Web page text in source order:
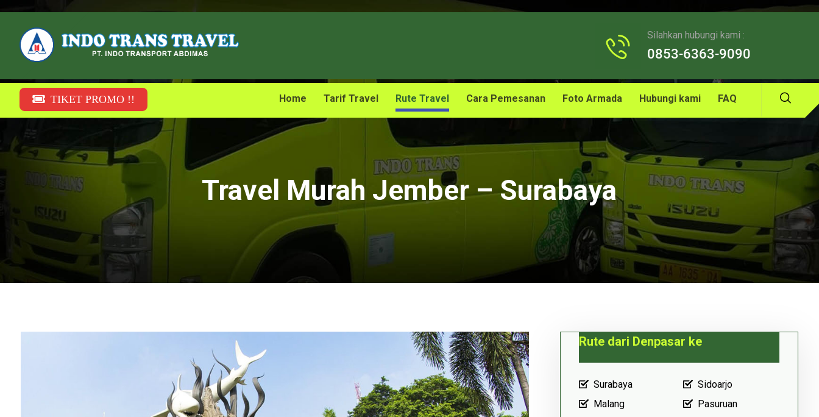
Silahkan hubungi kami :
0853-6363-9090
TIKET PROMO !! Home Tarif Travel Rute Travel Cara Pemesanan Foto Armada Hubungi kami FAQ
Travel Murah Jember – Surabaya
Rute dari Denpasar ke
Surabaya
Sidoarjo
Malang
Pasuruan